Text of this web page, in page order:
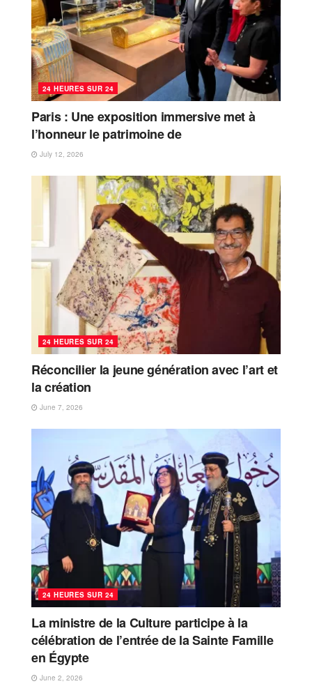
24 HEURES SUR 24
Paris : Une exposition immersive met à
l’honneur le patrimoine de
July 12, 2026
24 HEURES SUR 24
Réconcilier la jeune génération avec l’art et
la création
June 7, 2026
24 HEURES SUR 24
La ministre de la Culture participe à la
célébration de l’entrée de la Sainte Famille
en Égypte
June 2, 2026